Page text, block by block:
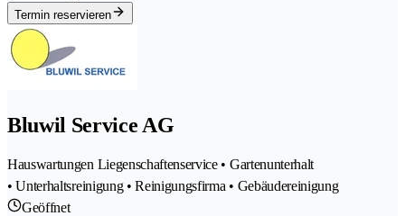
Termin reservieren
Bluwil Service AG
Hauswartungen Liegenschaftenservice • Gartenunterhalt
• Unterhaltsreinigung • Reinigungsfirma • Gebäudereinigung
Geöffnet